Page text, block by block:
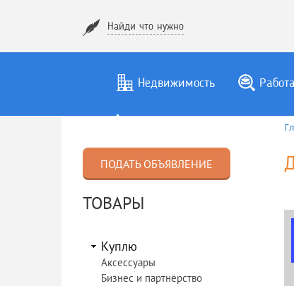
Найди что нужно
Недвижимость Работа
ПОДАТЬ ОБЪЯВЛЕНИЕ
ТОВАРЫ
Куплю
Аксессуары
Бизнес и партнёрство